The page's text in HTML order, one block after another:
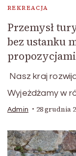
REKREACJA
Przemysł
bez ustanku
Nasz kraj
Wyjeżdżamy w
Admin 28 grudnia